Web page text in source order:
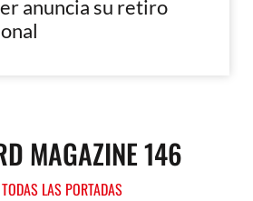
anuncia su retiro
MAGAZINE 146
LAS PORTADAS